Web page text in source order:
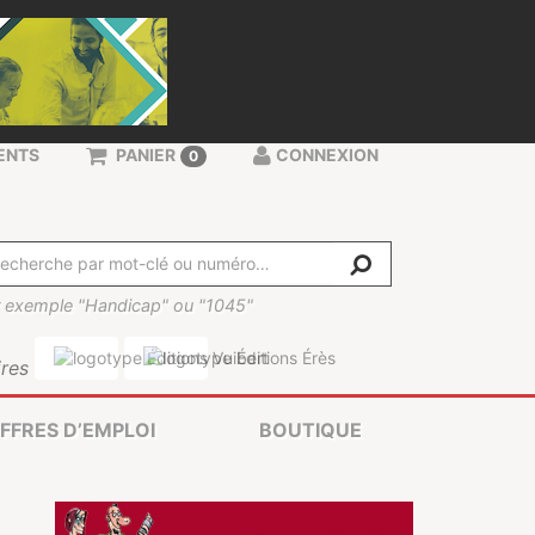
exemple "Handicap" ou "1045"
PANIER 0 CONNEXION
D’EMPLOI BOUTIQUE